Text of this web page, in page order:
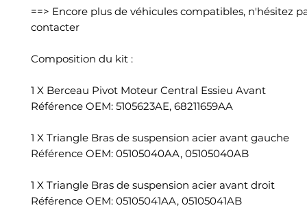
==> Encore plus de véhicules compatibles, n'hésitez
contacter
Composition du kit :
1 X Berceau Pivot Moteur Central Essieu Avant
Référence OEM: 5105623AE, 68211659AA
1 X Triangle Bras de suspension acier avant gauche
Référence OEM: 05105040AA, 05105040AB
1 X Triangle Bras de suspension acier avant droit
Référence OEM: 05105041AA, 05105041AB